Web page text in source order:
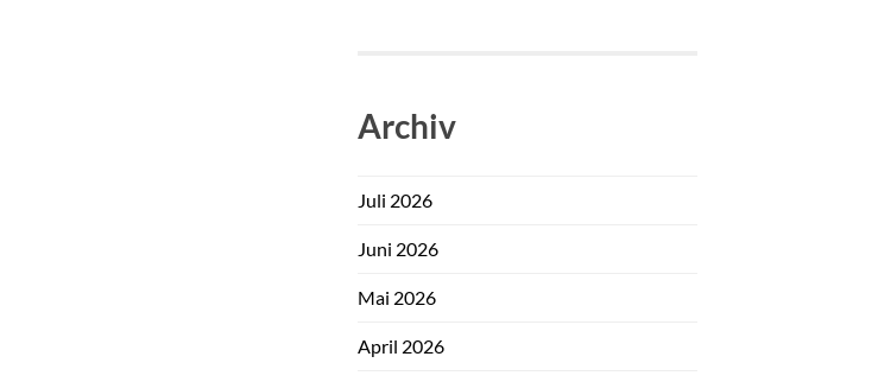
Archiv
Juli 2026
Juni 2026
Mai 2026
April 2026